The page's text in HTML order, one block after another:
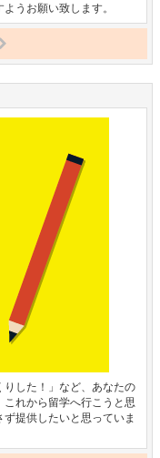
うお願い致します。
りした！」など、あなたの
れから留学へ行こうと思
提供したいと思っていま